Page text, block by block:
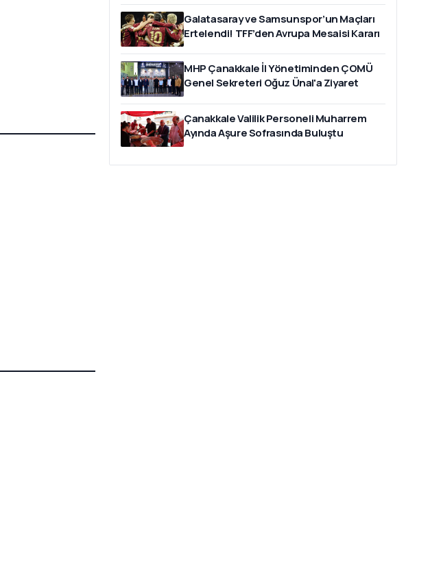
Galatasaray ve Samsunspor’un Maçları
Ertelendi! TFF’den Avrupa Mesaisi Kararı
MHP Çanakkale İl Yönetiminden ÇOMÜ
Genel Sekreteri Oğuz Ünal'a Ziyaret
Çanakkale Valilik Personeli Muharrem
Ayında Aşure Sofrasında Buluştu